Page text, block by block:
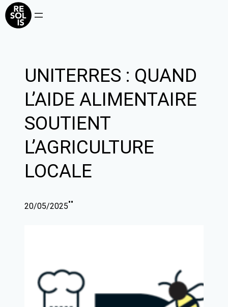
Aller
au
UNITERRES : QUAND
L’AIDE ALIMENTAIRE
SOUTIENT
L’AGRICULTURE
LOCALE
20/05/2025••